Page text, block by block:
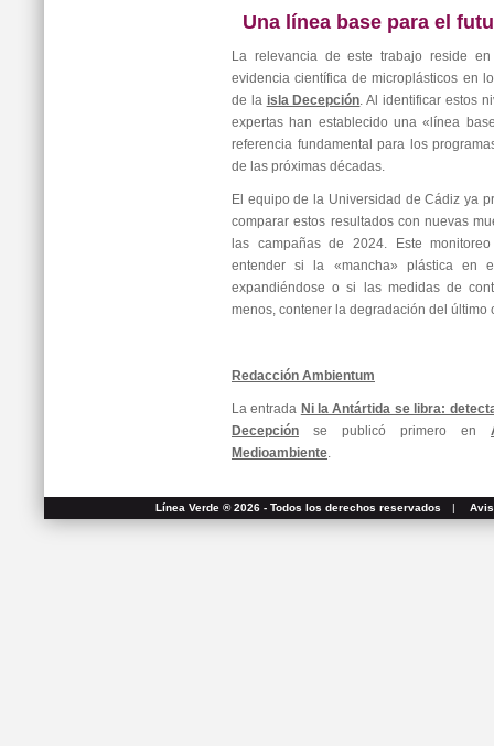
Una línea base para el
La relevancia de este trabajo reside
evidencia científica de microplásticos en
de la isla Decepción. Al identificar estos
expertas han establecido una «línea
referencia fundamental para los
de las próximas décadas.
El equipo de la Universidad de Cádiz ya
comparar estos resultados con nuevas
las campañas de 2024. Este
entender si la «mancha» plástica en
expandiéndose o si las medidas de
menos, contener la degradación del último
Redacción Ambientum
La entrada Ni la Antártida se libra:
Decepción se publicó primero en
Medioambiente.
Línea Verde ® 2026 - Todos los derechos reservados |